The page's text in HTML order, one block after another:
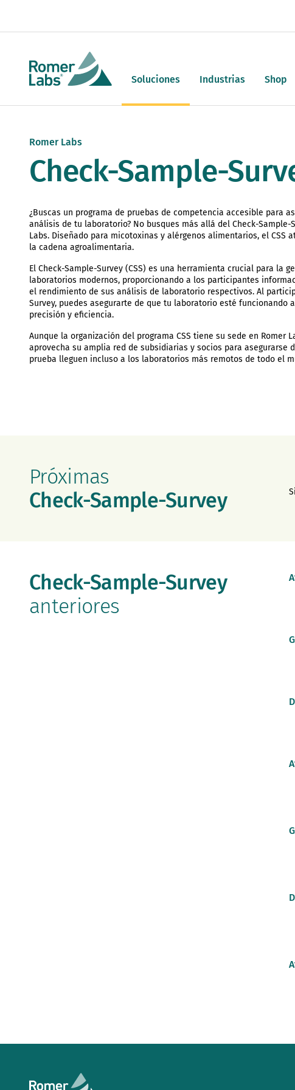
Soluciones Industrias Shop
Romer Labs
Check-Sample-
¿Buscas un programa de pruebas de competencia accesible para
análisis de tu laboratorio? No busques más allá del Check-Sample-
Labs. Diseñado para micotoxinas y alérgenos alimentarios, el CSS
la cadena agroalimentaria.
El Check-Sample-Survey (CSS) es una herramienta crucial para la
laboratorios modernos, proporcionando a los participantes
el rendimiento de sus análisis de laboratorio respectivos. Al
Survey, puedes asegurarte de que tu laboratorio esté funcionando
precisión y eficiencia.
Aunque la organización del programa CSS tiene su sede en Romer
aprovecha su amplia red de subsidiarias y socios para asegurarse
prueba lleguen incluso a los laboratorios más remotos de todo el
Próximas
Check-Sample-Survey
Check-Sample-Survey
anteriores